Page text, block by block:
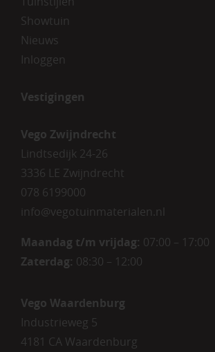
Showtuin
Nieuws
Inloggen
Vestigingen
Vego Zwijndrecht
Lindtsedijk 24-26
3336 LE Zwijndrecht
078 6199000
info@vegotuinmaterialen.nl
Maandag t/m vrijdag: 07:00 – 17:00
Zaterdag: 08:30 – 12:00
Vego Waardenburg
Industrieweg 5
4181 CA Waardenburg